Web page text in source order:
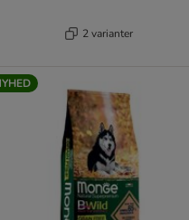
2 varianter